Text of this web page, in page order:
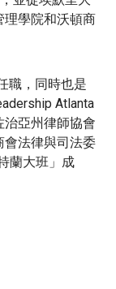
理學院和沃頓商
職，同時也是
Atlanta
亞州律師協會
會法律與司法委
蘭大班」成